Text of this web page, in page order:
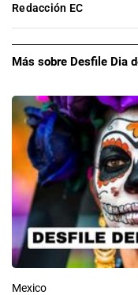
Redacción EC
Más sobre Desfile Dia
Mexico